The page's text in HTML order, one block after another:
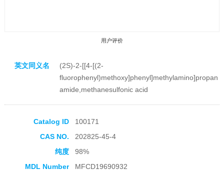
用户评价
英文同义名
(2S)-2-[[4-[(2-
fluorophenyl)methoxy]phenyl]methylamino]propan
amide,methanesulfonic acid
Catalog ID
100171
CAS NO.
202825-45-4
纯度
98%
MDL Number
MFCD19690932